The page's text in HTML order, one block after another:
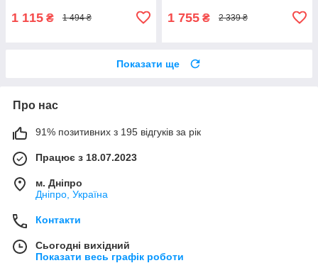
1 115 ₴ 1 494 ₴ 1 755 ₴ 2 339 ₴
Показати ще
Про нас
91% позитивних з 195 відгуків за рік
Працює з 18.07.2023
м. Дніпро
Дніпро, Україна
Контакти
Сьогодні вихідний
Показати весь графік роботи